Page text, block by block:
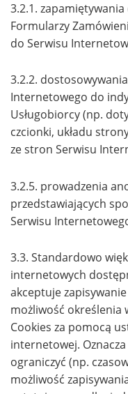
3.2.1.
Formularzy
do Serwisu
3.2.2.
Internetowego do
Usługobiorcy (np.
czcionki, układu
ze stron Serwisu
3.2.5. prowadzenia
przedstawiających
Serwisu
3.3. Standardowo
internetowych
akceptuje
możliwość określenia
Cookies za pomocą
internetowej.
ograniczyć (np.
możliwość